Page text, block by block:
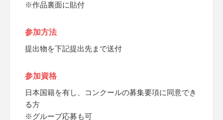
※作品裏面に貼付
参加方法
提出物を下記提出先まで送付
参加資格
日本国籍を有し、コンクールの募集要項に同意でき
る方
※グループ応募も可